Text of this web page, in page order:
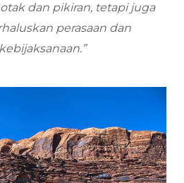
dan pikiran, tetapi juga
perasaan dan